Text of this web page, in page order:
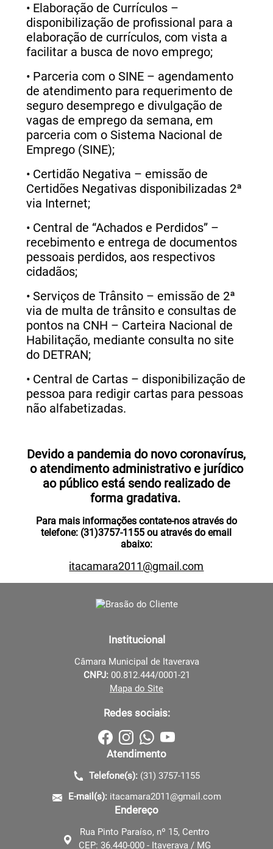
• Elaboração de Currículos –
disponibilização de profissional para a
elaboração de currículos, com vista a
facilitar a busca de novo emprego;
• Parceria com o SINE – agendamento
de atendimento para requerimento de
seguro desemprego e divulgação de
vagas de emprego da semana, em
parceria com o Sistema Nacional de
Emprego (SINE);
• Certidão Negativa – emissão de
Certidões Negativas disponibilizadas 2ª
via Internet;
• Central de “Achados e Perdidos” –
recebimento e entrega de documentos
pessoais perdidos, aos respectivos
cidadãos;
• Serviços de Trânsito – emissão de 2ª
via de multa de trânsito e consultas de
pontos na CNH – Carteira Nacional de
Habilitação, mediante consulta no site
do DETRAN;
• Central de Cartas – disponibilização de
pessoa para redigir cartas para pessoas
não alfabetizadas.
Devido a pandemia do novo coronavírus,
o atendimento administrativo e jurídico
ao público está sendo realizado de
forma gradativa.
Para mais informações contate-nos através do
telefone: (31)3757-1155 ou através do email
abaixo:
itacamara2011@gmail.com
Institucional
Câmara Municipal de Itaverava
CNPJ: 00.812.444/0001-21
Mapa do Site
Redes sociais:
Atendimento
Telefone(s): (31) 3757-1155
E-mail(s): itacamara2011@gmail.com
Endereço
Rua Pinto Paraíso, nº 15, Centro
CEP: 36.440-000 - Itaverava / MG